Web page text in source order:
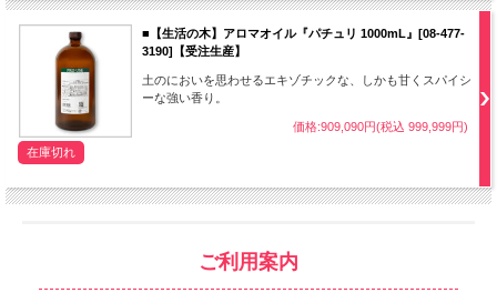
■【生活の木】アロマオイル『パチュリ 1000mL』[08-477-
3190]【受注生産】
土のにおいを思わせるエキゾチックな、しかも甘くスパイシ
ーな強い香り。
価格:909,090円(税込 999,999円)
在庫切れ
ご利用案内